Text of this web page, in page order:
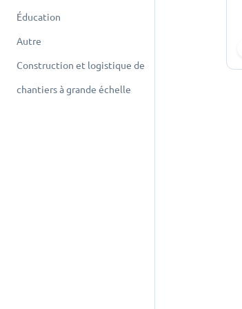
Éducation
Autre
Construction et logistique de
chantiers à grande échelle